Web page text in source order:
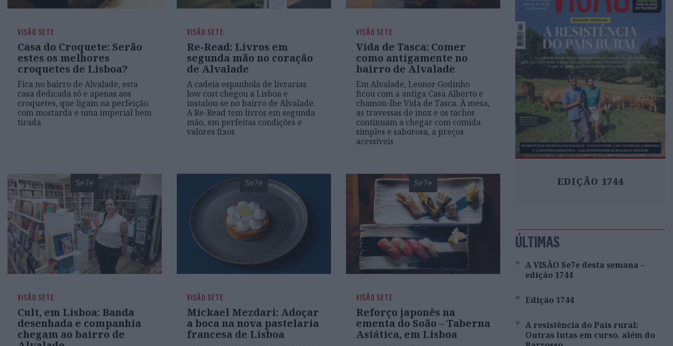
VISÃO SETE
Casa do Croquete: Serão
estes os melhores
croquetes de Lisboa?
Fica no bairro de Alvalade, esta
casa dedicada só e apenas aos
croquetes, que ligam na perfeição
com mostarda e uma imperial bem
tirada
VISÃO SETE
Re-Read: Livros em
segunda mão no coração
de Alvalade
A cadeia espanhola de livrarias
low cost chegou a Lisboa e
instalou-se no bairro de Alvalade.
A Re-Read tem livros em segunda
mão, em perfeitas condições e
valores fixos
VISÃO SETE
Vida de Tasca: Comer
como antigamente no
bairro de Alvalade
Em Alvalade, Leonor Godinho
ficou com a antiga Casa Alberto e
chamou-lhe Vida de Tasca. À mesa,
as travessas de inox e os tachos
continuam a chegar com comida
simples e saborosa, a preços
acessíveis
Se7e
VISÃO SETE
Cult, em Lisboa: Banda
desenhada e companhia
chegam ao bairro de
Se7e
VISÃO SETE
Mickael Mezdari: Adoçar
a boca na nova pastelaria
francesa de Lisboa
Se7e
VISÃO SETE
Reforço japonês na
ementa do Soão – Taberna
Asiática, em Lisboa
EDIÇÃO 1744
ÚLTIMAS
A VISÃO Se7e desta semana –
edição 1744
Edição 1744
A resistência do País rural:
Outras lutas em curso, além do